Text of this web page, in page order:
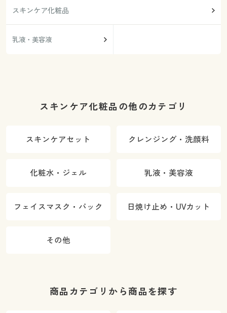
スキンケア化粧品
乳液・美容液
スキンケア化粧品の他のカテゴリ
スキンケアセット クレンジング・洗顔料
化粧水・ジェル 乳液・美容液
フェイスマスク・パック 日焼け止め・UVカット
その他
商品カテゴリから商品を探す